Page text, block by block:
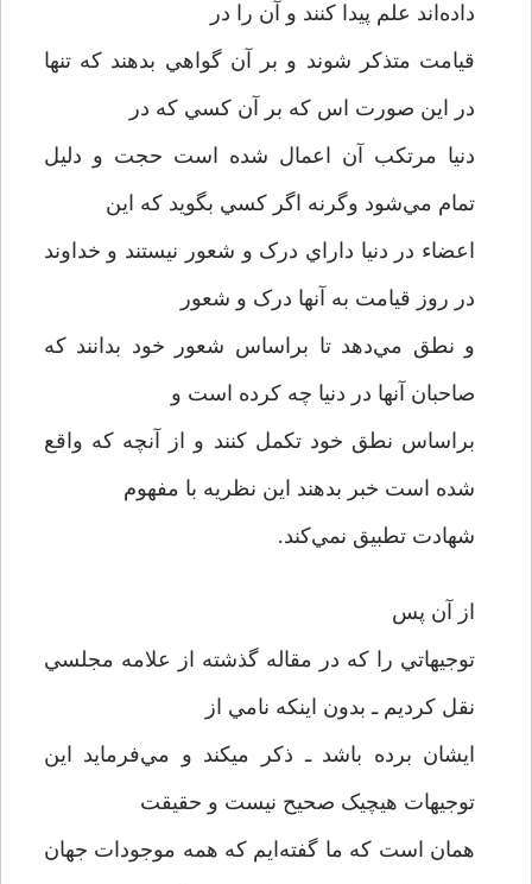
داده‌اند علم پيدا کنند و آن را در
قيامت متذکر شوند و بر آن گواهي بدهند که تنها
در اين صورت اس که بر آن کسي که در
دنيا مرتکب آن اعمال شده است حجت و دليل
تمام مي‌شود وگرنه اگر کسي بگويد که اين
اعضاء در دنيا داراي درک و شعور نيستند و خداوند
در روز قيامت به آنها درک و شعور
و نطق مي‌دهد تا براساس شعور خود بدانند که
صاحبان آنها در دنيا چه کرده است و
براساس نطق خود تکمل کنند و از آنچه که واقع
شده است خبر بدهند اين نظريه با مفهوم
شهادت تطبيق نمي‌کند.
از آن پس
توجيهاتي را که در مقاله گذشته از علامه مجلسي
نقل کرديم ـ بدون اينکه نامي از
ايشان برده باشد ـ ذکر ميکند و مي‌فرمايد اين
توجيهات هيچيک صحيح نيست و حقيقت
همان است که ما گفته‌ايم که همه موجودات جهان